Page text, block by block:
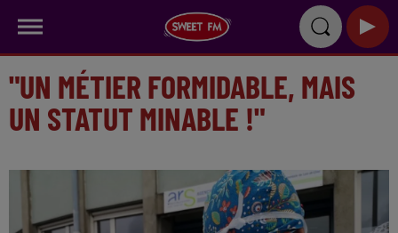
"UN MÉTIER FORMIDABLE, MAIS
UN STATUT MINABLE !"